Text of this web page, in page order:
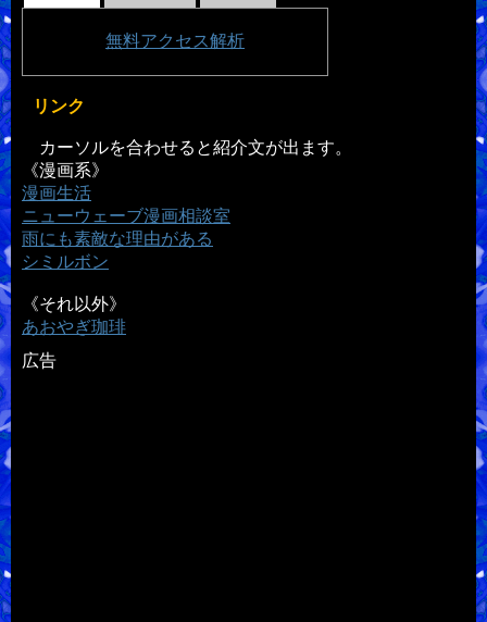
無料アクセス解析
リンク
カーソルを合わせると紹介文が出ます。
《漫画系》
漫画生活
ニューウェーブ漫画相談室
雨にも素敵な理由がある
シミルボン
《それ以外》
あおやぎ珈琲
広告